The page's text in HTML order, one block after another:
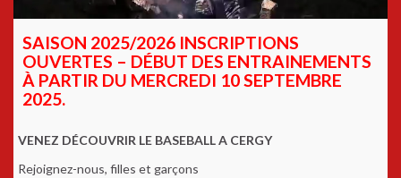
SAISON 2025/2026 INSCRIPTIONS
OUVERTES – DÉBUT DES ENTRAINEMENTS
À PARTIR DU MERCREDI 10 SEPTEMBRE
2025.
VENEZ DÉCOUVRIR LE BASEBALL A CERGY
Rejoignez-nous, filles et garçons